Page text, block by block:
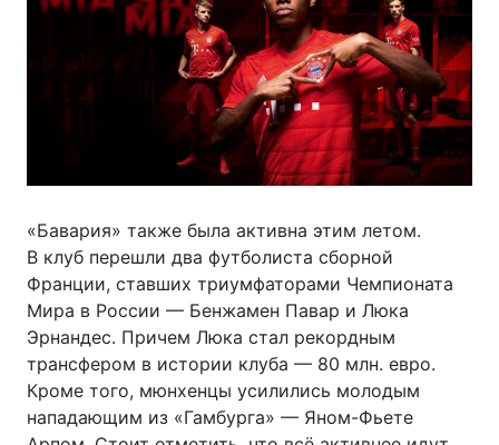
«Бавария» также была активна этим летом.
В клуб перешли два футболиста сборной
Франции, ставших триумфаторами Чемпионата
Мира в России — Бенжамен Павар и Люка
Эрнандес. Причем Люка стал рекордным
трансфером в истории клуба — 80 млн. евро.
Кроме того, мюнхенцы усилились молодым
нападающим из «Гамбурга» — Яном-Фьете